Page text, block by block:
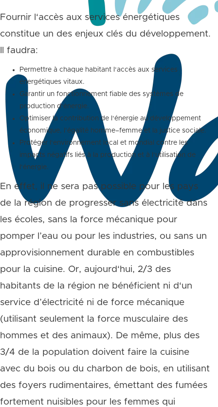
Fournir l‘accès aux services énergétiques
constitue un des enjeux clés du développement.
Il faudra:
Permettre à chaque habitant l‘accès aux services
énergétiques vitaux.
Garantir un fonctionnement fiable des systèmes de
production d‘énergie.
Optimiser la contribution de l‘énergie au développement
économique, l’égalité homme–femme et la justice sociale.
Protéger l‘environnement local et mondial contre les
impacts négatifs liés à la production et à l‘utilisation de
l‘énergie.
En effet, il ne sera pas possible pour les pays
de la région de progresser sans électricité dans
les écoles, sans la force mécanique pour
pomper l’eau ou pour les industries, ou sans un
approvisionnement durable en combustibles
pour la cuisine. Or, aujourd‘hui, 2/3 des
habitants de la région ne bénéficient ni d‘un
service d’électricité ni de force mécanique
(utilisant seulement la force musculaire des
hommes et des animaux). De même, plus des
3/4 de la population doivent faire la cuisine
avec du bois ou du charbon de bois, en utilisant
des foyers rudimentaires, émettant des fumées
fortement nuisibles pour les femmes qui